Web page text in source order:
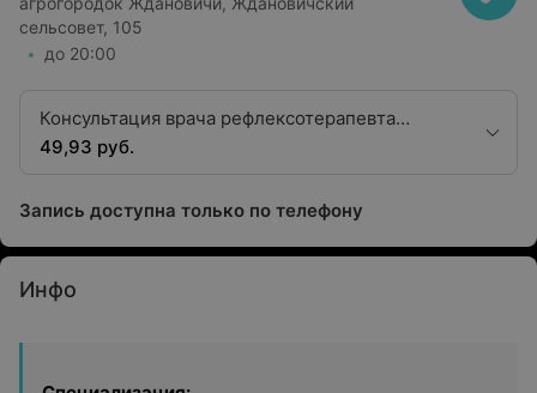
сельсовет, 105
до 20:00
Консультация врача рефлексотерапевта
высшей квалификационной категории
49,93 руб.
Запись доступна только по телефону
Инфо